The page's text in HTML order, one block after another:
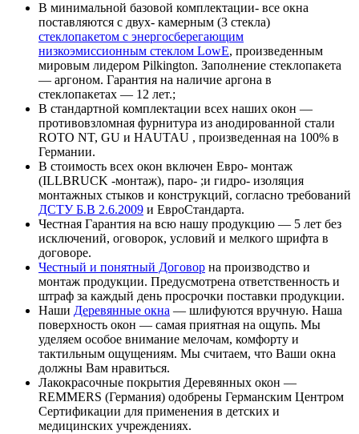
В минимальной базовой комплектации- все окна
поставляются с двух- камерным (3 стекла)
стеклопакетом с энергосберегающим
низкоэмиссионным стеклом LowE, произведенным
мировым лидером Pilkington. Заполнение стеклопакета
— аргоном. Гарантия на наличие аргона в
стеклопакетах — 12 лет.;
В стандартной комплектации всех наших окон —
противовзломная фурнитура из анодированной стали
ROTO NT, GU и HAUTAU , произведенная на 100% в
Германии.
В стоимость всех окон включен Евро- монтаж
(ILLBRUCK -монтаж), паро- ;и гидро- изоляция
монтажных стыков и конструкций, согласно требований
ДСТУ Б.В 2.6.2009 и ЕвроСтандарта.
Честная Гарантия на всю нашу продукцию — 5 лет без
исключений, оговорок, условий и мелкого шрифта в
договоре.
Честный и понятный Договор на производство и
монтаж продукции. Предусмотрена ответственность и
штраф за каждый день просрочки поставки продукции.
Наши Деревянные окна — шлифуются вручную. Наша
поверхность окон — самая приятная на ощупь. Мы
уделяем особое внимание мелочам, комфорту и
тактильным ощущениям. Мы считаем, что Ваши окна
должны Вам нравиться.
Лакокрасочные покрытия Деревянных окон —
REMMERS (Германия) одобрены Германским Центром
Сертификации для применения в детских и
медицинских учреждениях.